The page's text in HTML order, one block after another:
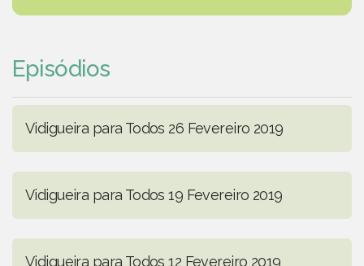
Episódios
Vidigueira para Todos 26 Fevereiro 2019
Vidigueira para Todos 19 Fevereiro 2019
Vidigueira para Todos 12 Fevereiro 2019